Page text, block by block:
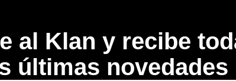
al Klan y recibe
últimas novedades